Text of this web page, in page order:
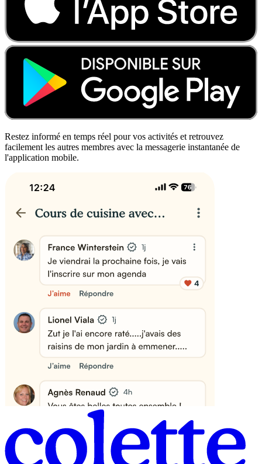
Restez informé en temps réel pour vos activités et retrouvez
facilement les autres membres avec la messagerie instantanée de
l'application mobile.